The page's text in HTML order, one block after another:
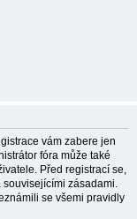
vám zabere jen
fóra může také
Před registrací se,
zásadami.
se všemi pravidly